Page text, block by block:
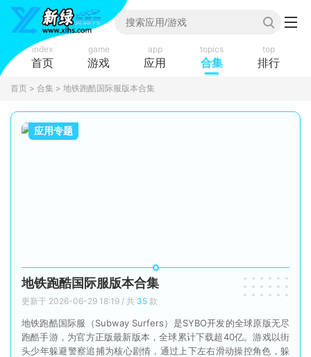
index
首页
game
游戏
app
应用
topics
合集
top
排行
首页 > 合集 > 地铁跑酷国际服版本合集
应用专题
地铁跑酷国际服版本合集
更新于 2026-06-29 18:19 / 共 35 款
地铁跑酷国际服（Subway Surfers）是SYBO开发的全球原版无尽
跑酷手游，为官方正版最新版本，全球累计下载超40亿。游戏以街
头少年躲避警察追捕为核心剧情，通过上下左右滑动操控角色，躲